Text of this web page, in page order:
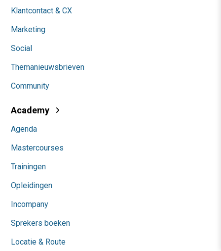
Klantcontact & CX
Marketing
Social
Themanieuwsbrieven
Community
Academy
Agenda
Mastercourses
Trainingen
Opleidingen
Incompany
Sprekers boeken
Locatie & Route